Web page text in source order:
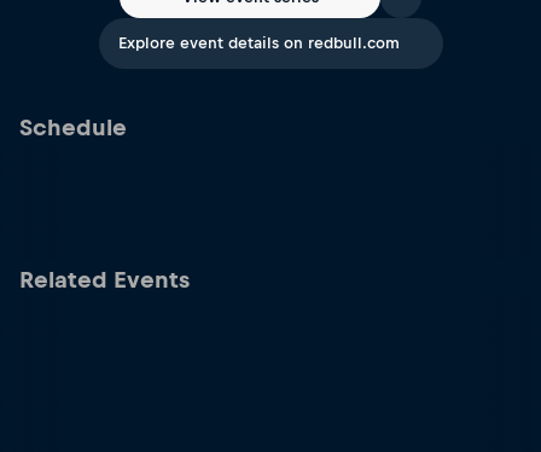
Explore event details on redbull.com
Schedule
Related Events